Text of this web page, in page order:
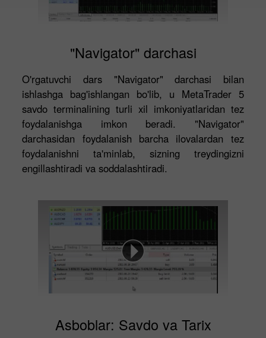
"Navigator" darchasi
O'rgatuvchi dars "Navigator" darchasi bilan
ishlashga bag'ishlangan bo'lib, u MetaTrader 5
savdo terminalining turli xil imkoniyatlaridan tez
foydalanishga imkon beradi. "Navigator"
darchasidan foydalanish barcha ilovalardan tez
foydalanishni ta'minlab, sizning treydingizni
engillashtiradi va soddalashtiradi.
Asboblar: Savdo va Tarix